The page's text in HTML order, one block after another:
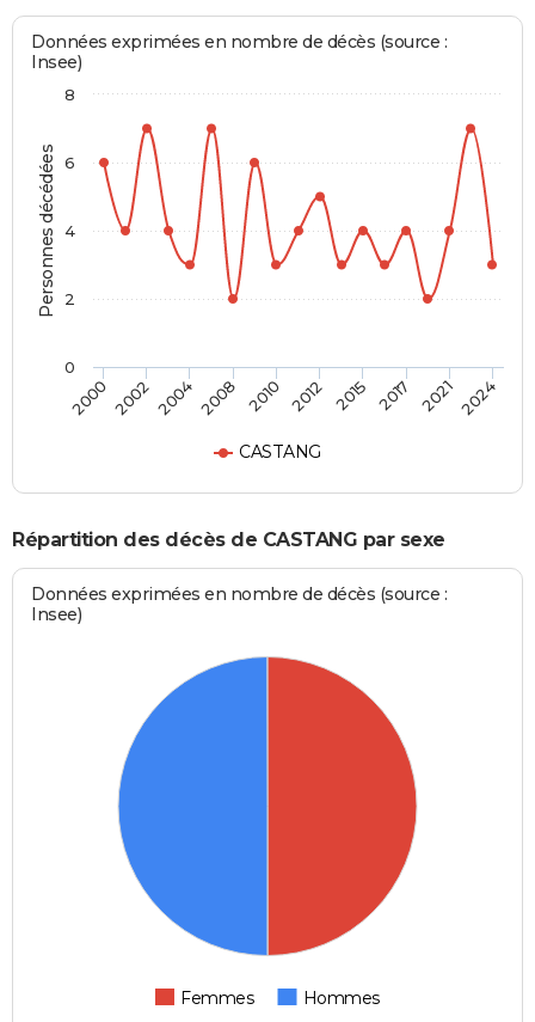
Personnes décédées
Données exprimées en nombre de décès (source :
Insee)
CASTANG
2000 200220042008 2010 2012 2015 2017 20212024
0
2
4
6
8
Répartition des décès de CASTANG par sexe
Données exprimées en nombre de décès (source :
Insee)
Femmes Hommes